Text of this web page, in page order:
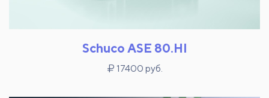
Schuco ASE 80.HI
17400 руб.